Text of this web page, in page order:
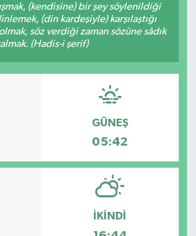
(kendisine) bir şey söylenildiği
(din kardeşiyle) karşılaştığı
söz verdiği zaman sözüne sâdık
(Hadis-i şerif)
GÜNEŞ
05:42
İKINDI